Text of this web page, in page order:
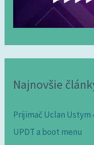
Najnovšie
Prijimač Uclan Ustym
UPDT a boot menu